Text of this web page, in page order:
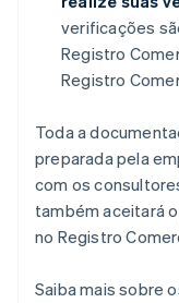
verificações
Registro
Registro
Toda a
preparada pela
com os
também aceitará
no Registro
Saiba mais sobre